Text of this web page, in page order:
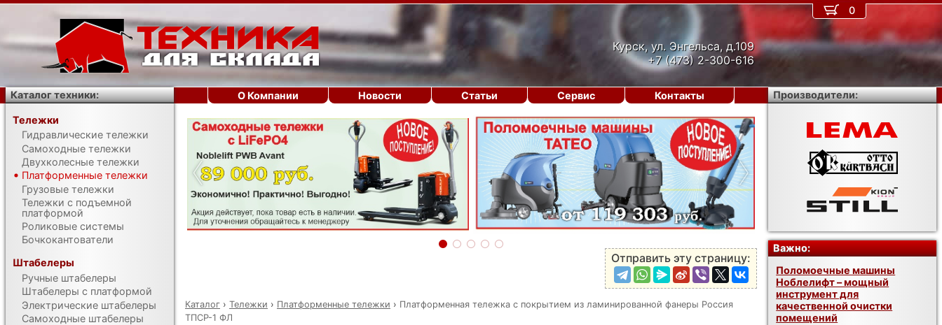
Курск, ул. Энгельса, д.109
+7 (473) 2-300-616
‹ ›
Отправить эту страницу:
Каталог › Тележки › Платформенные тележки › Платформенная тележка с покрытием из ламинированной фанеры Россия
ТПСР-1 ФЛ
0
О Компании Новости Статьи Сервис Контакты
Каталог техники:
Тележки
Гидравлические тележки
Самоходные тележки
Двухколесные тележки
Платформенные тележки
Грузовые тележки
Тележки с подъемной
платформой
Роликовые системы
Бочкокантователи
Штабелеры
Ручные штабелеры
Штабелеры с платформой
Электрические штабелеры
Самоходные штабелеры
Производители:
Важно:
Поломоечные машины
Ноблелифт – мощный
инструмент для
качественной очистки
помещений